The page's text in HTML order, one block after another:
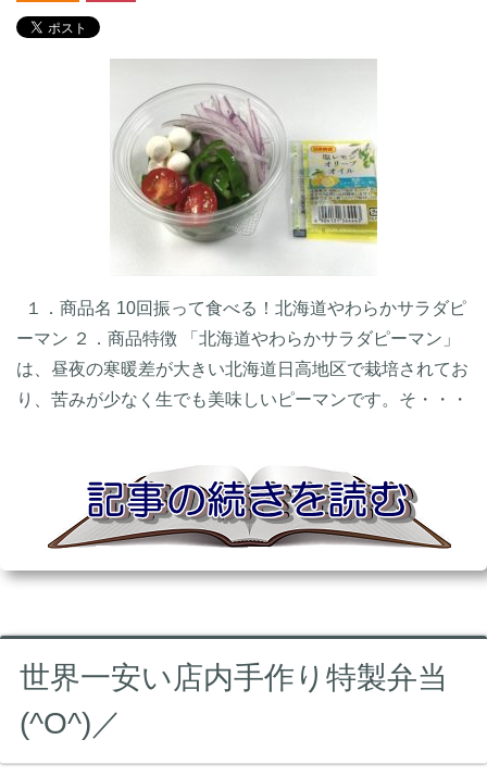
１．商品名 10回振って食べる！北海道やわらかサラダピ
ーマン ２．商品特徴 「北海道やわらかサラダピーマン」
は、昼夜の寒暖差が大きい北海道日高地区で栽培されてお
り、苦みが少なく生でも美味しいピーマンです。そ・・・
世界一安い店内手作り特製弁当
(^O^)／